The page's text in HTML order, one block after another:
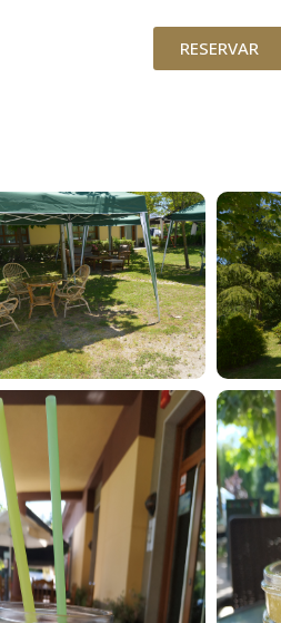
RESERVAR